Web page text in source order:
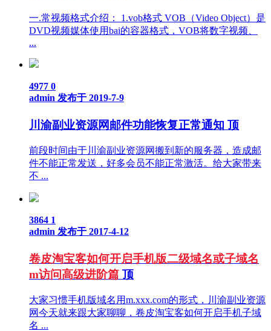
一.常视频格式介绍： 1.vob格式 VOB（Video Object）是
DVD视频媒体使用bai的容器格式，VOB将数字视频、
...
4977 0
admin 发布于 2019-7-9
川渝副业资源网邮件功能恢复正常通知 顶
前段时间由于川渝副业资源网搬到新的服务器，造成邮
件不能正常发送，好多会员不能正常激活。给大家带来
不 ...
3864 1
admin 发布于 2017-4-12
卷皮淘宝客如何开启手机版二级域名或子域名
m访问高级进阶篇 顶
大家习惯手机版域名用m.xxx.com的形式，川渝副业资源
网今天就来跟大家聊聊，卷皮淘宝客如何开启手机子域
名 ...